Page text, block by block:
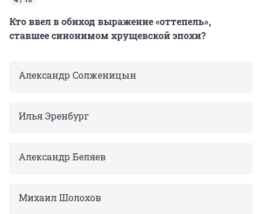
Кто ввел в обиход выражение «оттепель»,
ставшее синонимом хрущевской эпохи?
Александр Солженицын
Илья Эренбург
Александр Беляев
Михаил Шолохов